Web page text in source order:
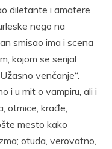
diletante i amatere
nego na
smisao ima i scena
kojom se serijal
venčanje“.
i u mit o vampiru, ali i
otmice, krađe,
mesto kako
otuda, verovatno,